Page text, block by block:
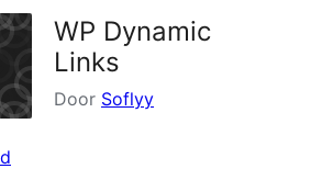
WP Dynamic
Links
Door Soflyy